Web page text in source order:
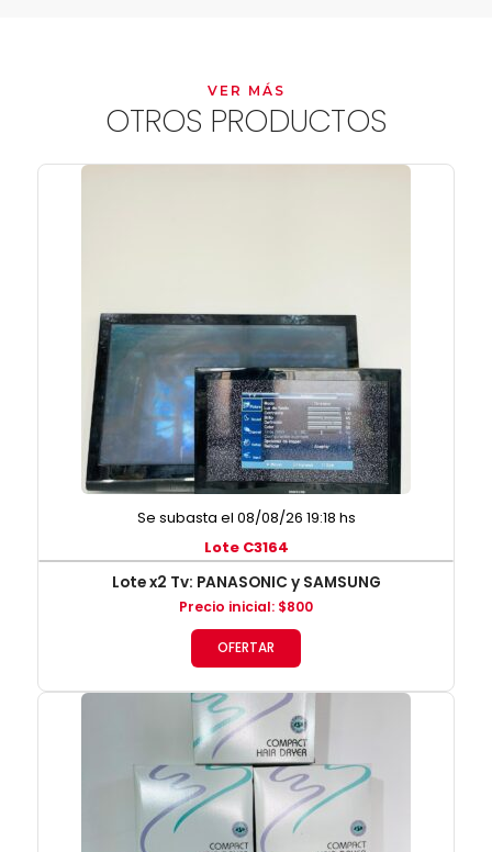
VER MÁS
OTROS PRODUCTOS
Se subasta el 08/08/26 19:18 hs
Lote C3164
Lote x2 Tv: PANASONIC y SAMSUNG
Precio inicial: $800
OFERTAR